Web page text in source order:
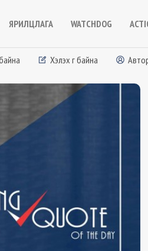
ЯРИЛЦЛАГА WATCHDOG
Хэлэх үг байна